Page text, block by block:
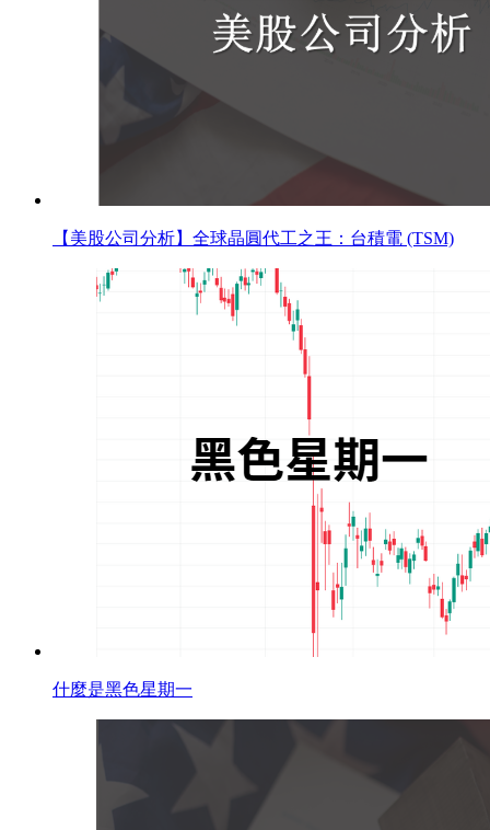
【美股公司分析】全球晶圓代工之王：台積電 (TSM)
什麼是黑色星期一